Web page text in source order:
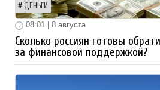
ДЕНЬГИ
08:01 | 8 августа
Сколько россиян готовы
за финансовой поддержкой?